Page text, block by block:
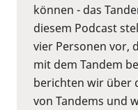
können - das
diesem Podcast
vier Personen vor,
mit dem Tandem
berichten wir über
von Tandems und